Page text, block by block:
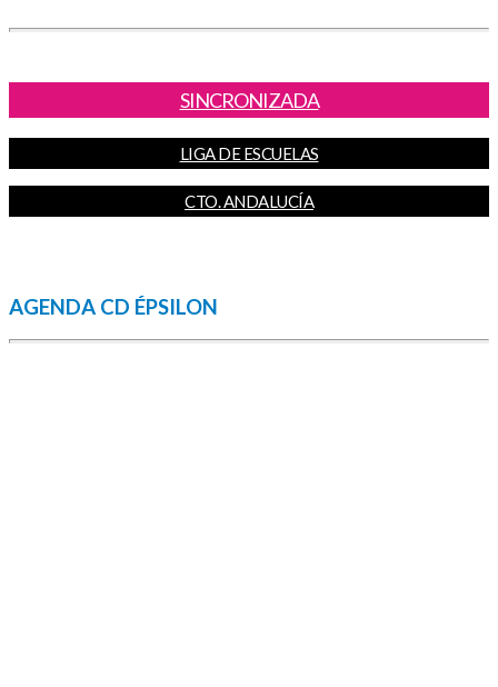
SINCRONIZADA
LIGA DE ESCUELAS
CTO. ANDALUCÍA
AGENDA CD ÉPSILON